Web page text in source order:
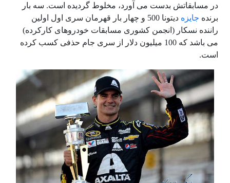
در مسابقاتش بدست می آورد، مخلوط گردیده است. سه بار
برنده جایزه
دیتونا 500 و چهار بار قهرمان سری اول اولین
راننده نسکار (انجمن کشوری مسابقات خودروهای کارکرده)
می باشد که 100 میلیون دلار از سری جام حذفی کسب کرده
است.